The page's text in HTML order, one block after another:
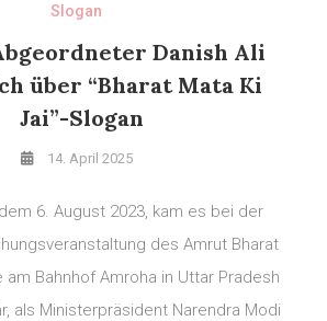
Slogan
Danish Ali
über “Bharat Mata Ki
Jai”-Slogan
14. April 2025
6. August 2023, kam es bei der
des Amrut Bharat
Bahnhof Amroha in Uttar Pradesh
als Ministerpräsident Narendra Modi